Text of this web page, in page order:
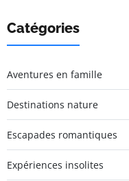
Catégories
Aventures en famille
Destinations nature
Escapades romantiques
Expériences insolites